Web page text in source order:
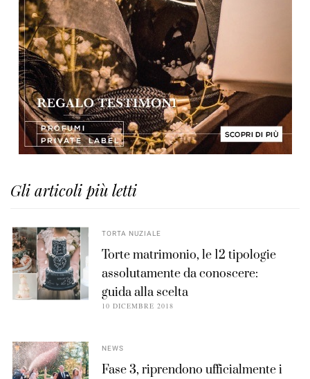
Gli articoli più letti
TORTA NUZIALE
Torte matrimonio, le 12 tipologie
assolutamente da conoscere:
guida alla scelta
10 DICEMBRE 2018
NEWS
Fase 3, riprendono ufficialmente i